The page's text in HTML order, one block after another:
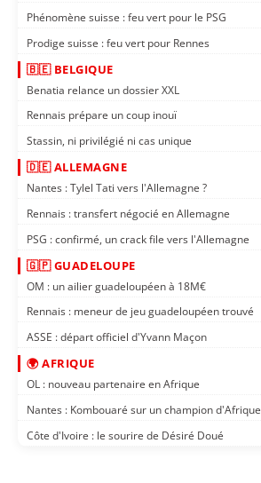
Phénomène suisse : feu vert pour le PSG
Prodige suisse : feu vert pour Rennes
🇧🇪 BELGIQUE
Benatia relance un dossier XXL
Rennais prépare un coup inouï
Stassin, ni privilégié ni cas unique
🇩🇪 ALLEMAGNE
Nantes : Tylel Tati vers l'Allemagne ?
Rennais : transfert négocié en Allemagne
PSG : confirmé, un crack file vers l'Allemagne
🇬🇵 GUADELOUPE
OM : un ailier guadeloupéen à 18M€
Rennais : meneur de jeu guadeloupéen trouvé
ASSE : départ officiel d'Yvann Maçon
🌍 AFRIQUE
OL : nouveau partenaire en Afrique
Nantes : Kombouaré sur un champion d'Afrique
Côte d'Ivoire : le sourire de Désiré Doué